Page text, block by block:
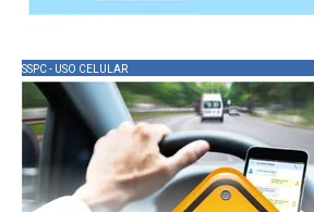
SSPC - USO CELULAR